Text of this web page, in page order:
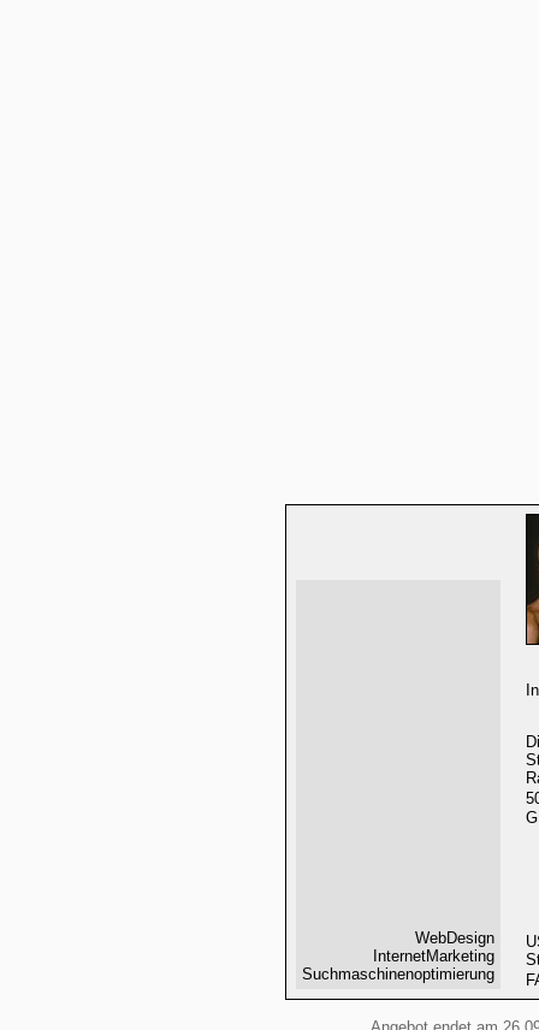
WebDesign
InternetMarketing
Suchmaschinenoptimierung